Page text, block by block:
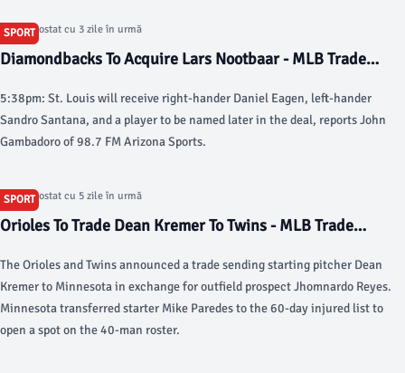
SPORT
Articol postat cu 3 zile în urmă
Diamondbacks To Acquire Lars Nootbaar - MLB Trade
5:38pm: St. Louis will receive right-hander Daniel Eagen, left-hander
Sandro Santana, and a player to be named later in the deal, reports John
Gambadoro of 98.7 FM Arizona Sports.
SPORT
Articol postat cu 5 zile în urmă
Orioles To Trade Dean Kremer To Twins - MLB Trade
The Orioles and Twins announced a trade sending starting pitcher Dean
Kremer to Minnesota in exchange for outfield prospect Jhomnardo Reyes.
Minnesota transferred starter Mike Paredes to the 60-day injured list to
open a spot on the 40-man roster.